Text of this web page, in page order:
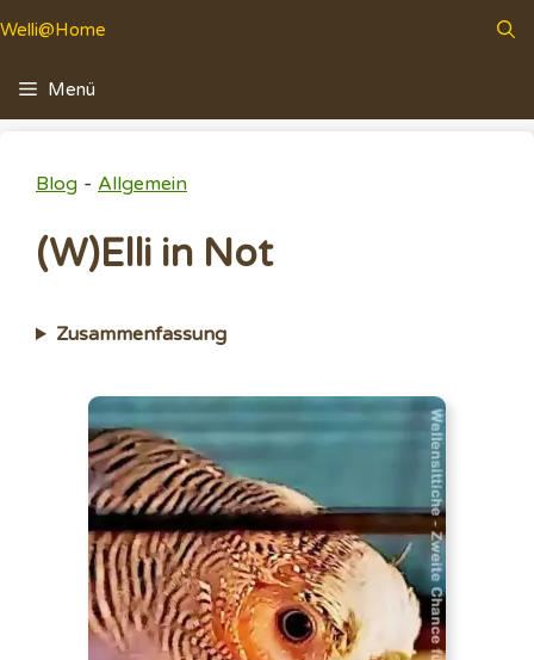
Inhalt
springen
Welli@Home
Menü
Blog - Allgemein
(W)Elli in Not
Zusammenfassung